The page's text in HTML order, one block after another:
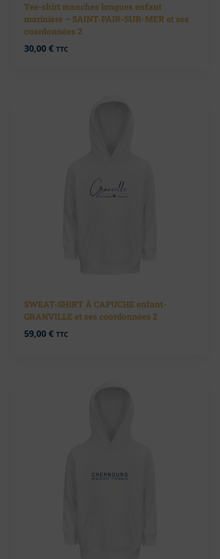
Tee-shirt manches longues enfant
marinière – SAINT-PAIR-SUR-MER et ses
coordonnées 2
30,00 € TTC
SWEAT-SHIRT À CAPUCHE enfant-
GRANVILLE et ses coordonnées 2
59,00 € TTC